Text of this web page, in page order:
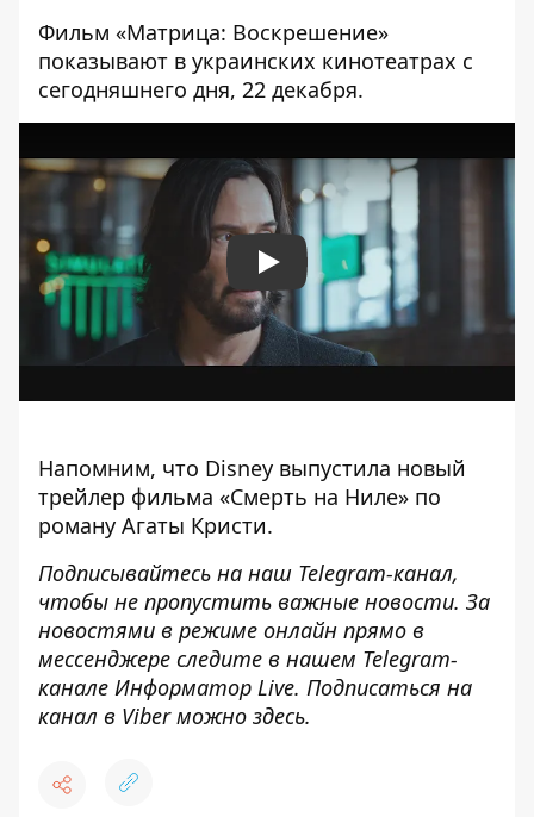
Фильм «Матрица: Воскрешение»
показывают в украинских кинотеатрах с
сегодняшнего дня, 22 декабря.
Play
Напомним, что Disney выпустила новый
трейлер фильма «Смерть на Ниле» по
роману Агаты Кристи.
Подписывайтесь на наш Telegram-канал,
чтобы не пропустить важные новости. За
новостями в режиме онлайн прямо в
мессенджере следите в нашем Telegram-
канале Информатор Live. Подписаться на
канал в Viber можно здесь.